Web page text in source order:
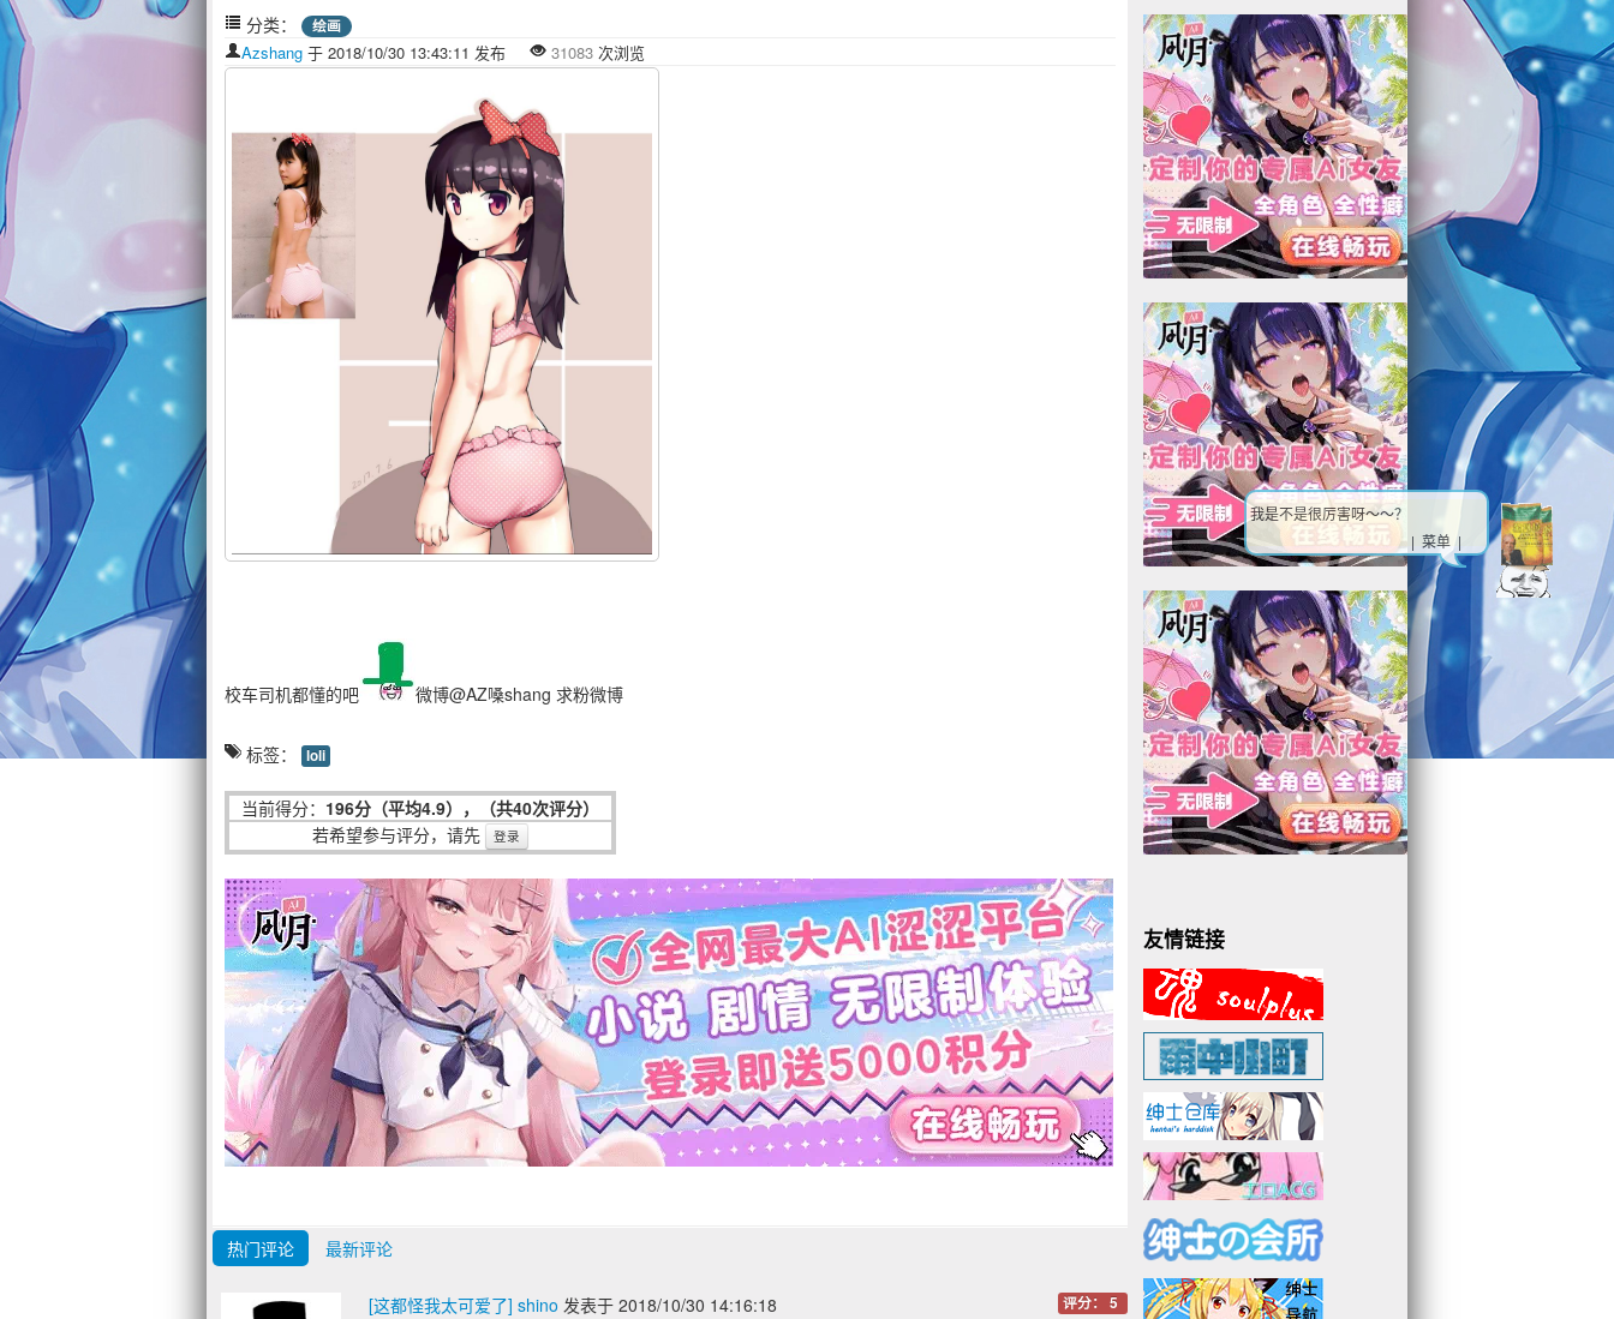
分类： 绘画
Azshang 于 2018/10/30 13:43:11 发布 31083 次浏览
校车司机都懂的吧 微博@AZ嗓shang 求粉微博
标签： loli
当前得分： 196分（平均4.9），（共40次评分）
若希望参与评分，请先
登录
热门评论 最新评论
[这都怪我太可爱了] shino 发表于 2018/10/30 14:16:18 评分： 5
友情链接
我是不是很厉害呀～～？
| 菜单 |